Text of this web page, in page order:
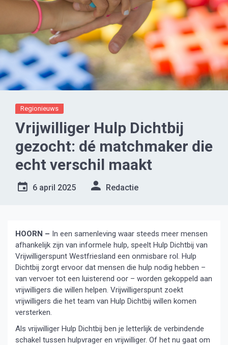
Regionieuws
Vrijwilliger Hulp Dichtbij
gezocht: dé matchmaker die
echt verschil maakt
6 april 2025 Redactie
HOORN – In een samenleving waar steeds meer mensen
afhankelijk zijn van informele hulp, speelt Hulp Dichtbij van
Vrijwilligerspunt Westfriesland een onmisbare rol. Hulp
Dichtbij zorgt ervoor dat mensen die hulp nodig hebben –
van vervoer tot een luisterend oor – worden gekoppeld aan
vrijwilligers die willen helpen. Vrijwilligerspunt zoekt
vrijwilligers die het team van Hulp Dichtbij willen komen
versterken.
Als vrijwilliger Hulp Dichtbij ben je letterlijk de verbindende
schakel tussen hulpvrager en vrijwilliger. Of het nu gaat om